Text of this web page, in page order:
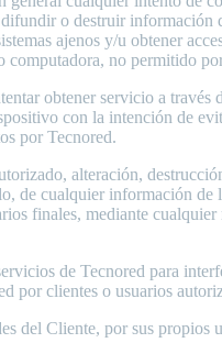
o destruir información
ajenos y/u obtener
computadora, no permitido
obtener servicio a través
con la intención de
por Tecnored.
alteración,
de cualquier información de
finales, mediante cualquier
de Tecnored para
por clientes o usuarios
del Cliente, por sus propios